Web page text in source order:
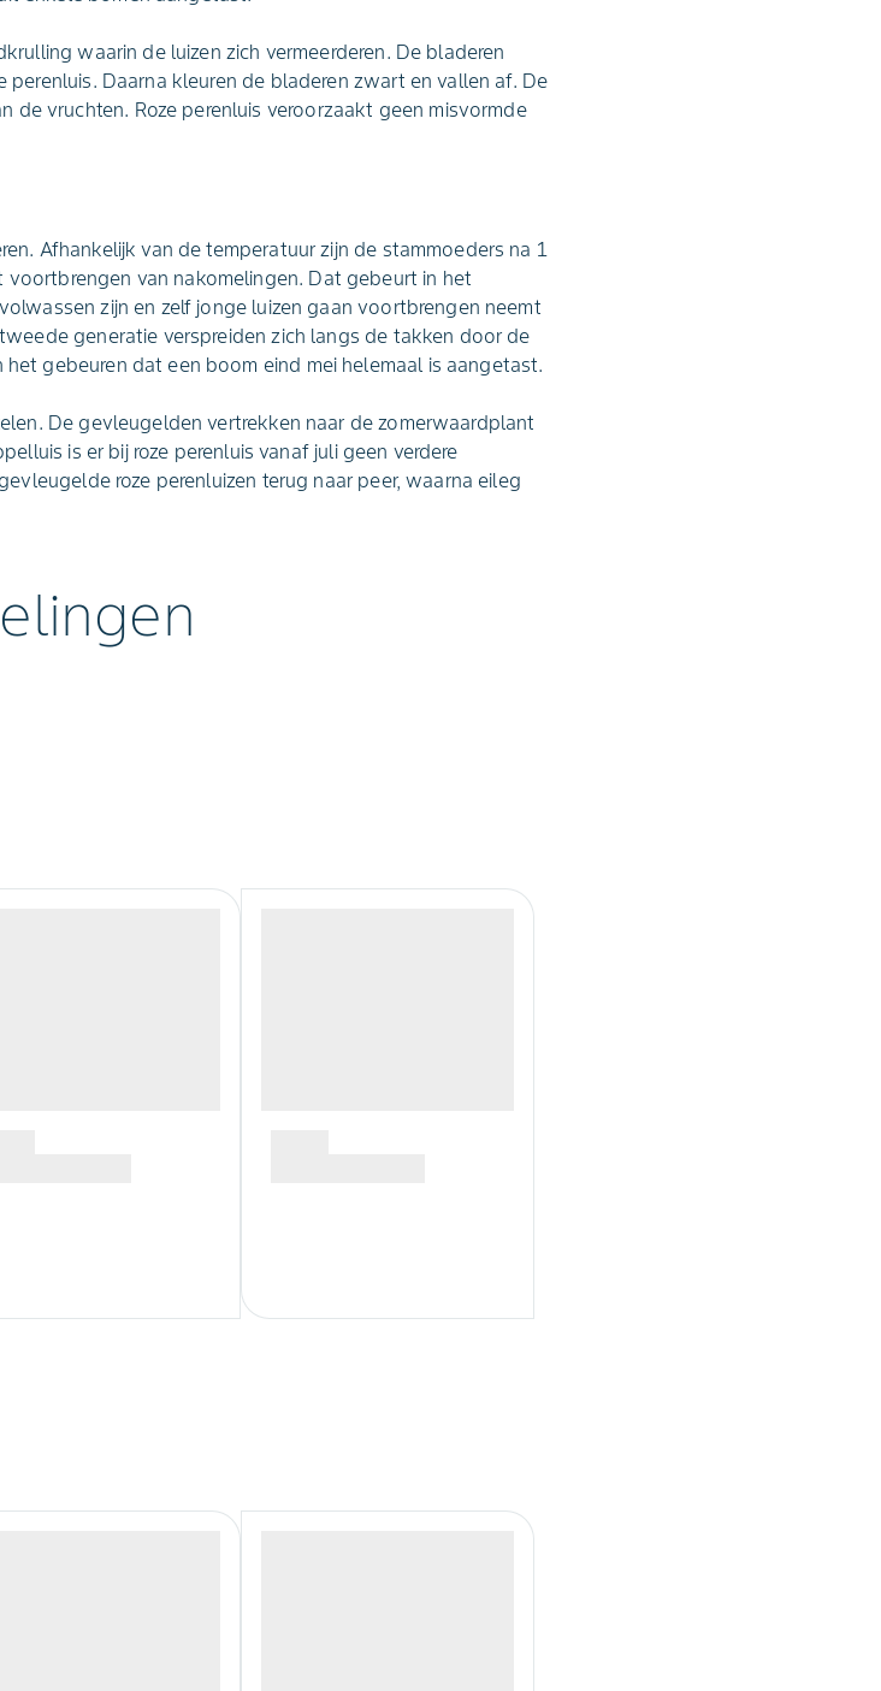
waarin de luizen zich vermeerderen. De bladeren
Daarna kleuren de bladeren zwart en vallen af. De
de vruchten. Roze perenluis veroorzaakt geen misvormde
Afhankelijk van de temperatuur zijn de stammoeders na 1
van nakomelingen. Dat gebeurt in het
zijn en zelf jonge luizen gaan voortbrengen neemt
generatie verspreiden zich langs de takken door de
gebeuren dat een boom eind mei helemaal is aangetast.
De gevleugelden vertrekken naar de zomerwaardplant
is er bij roze perenluis vanaf juli geen verdere
roze perenluizen terug naar peer, waarna eileg